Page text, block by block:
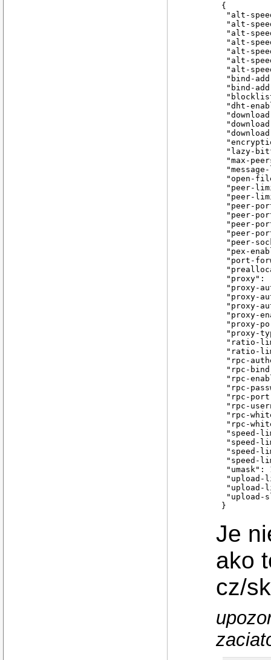
{
"alt-
"alt-
"alt-
"alt-
"alt-
"alt-
"alt-
"bind-
"bind-
"dht-
"lazy-
"max-
"open-
"peer-
"peer-
"peer-
"peer-
"peer-
"peer-
"peer-
"pex-
"port-
"proxy-
"proxy-
"proxy-
"proxy-
"proxy-
"proxy-
"ratio-
"ratio-
"rpc-
"rpc-
"rpc-
"rpc-
"rpc-
"rpc-
"rpc-
"rpc-
"speed-
"speed-
"speed-
"speed-
"upload-
}
Je
ako
cz/